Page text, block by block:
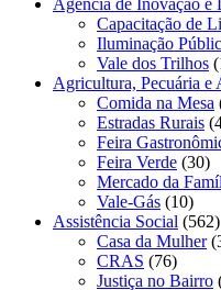
Agência de Inovação e
Capacitação de
Iluminação
Vale dos Trilhos
Agricultura, Pecuária e
Comida na Mesa
Estradas Rurais
Feira
Feira Verde (30)
Mercado da
Vale-Gás (10)
Assistência Social (562)
Casa da Mulher
CRAS (76)
Justiça no Bairro